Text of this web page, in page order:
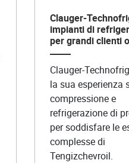
Clauger-
impianti di
per grandi clienti
Clauger-
la sua esperienza
compressione e
refrigerazione di
per soddisfare le
complesse di
Tengizchevroil.